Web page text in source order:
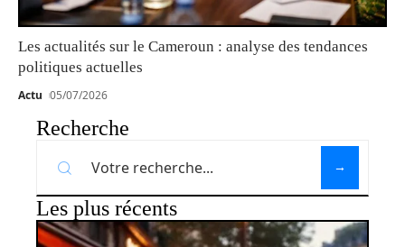
Les actualités sur le Cameroun : analyse des tendances
politiques actuelles
Actu 05/07/2026
Recherche
Les plus récents